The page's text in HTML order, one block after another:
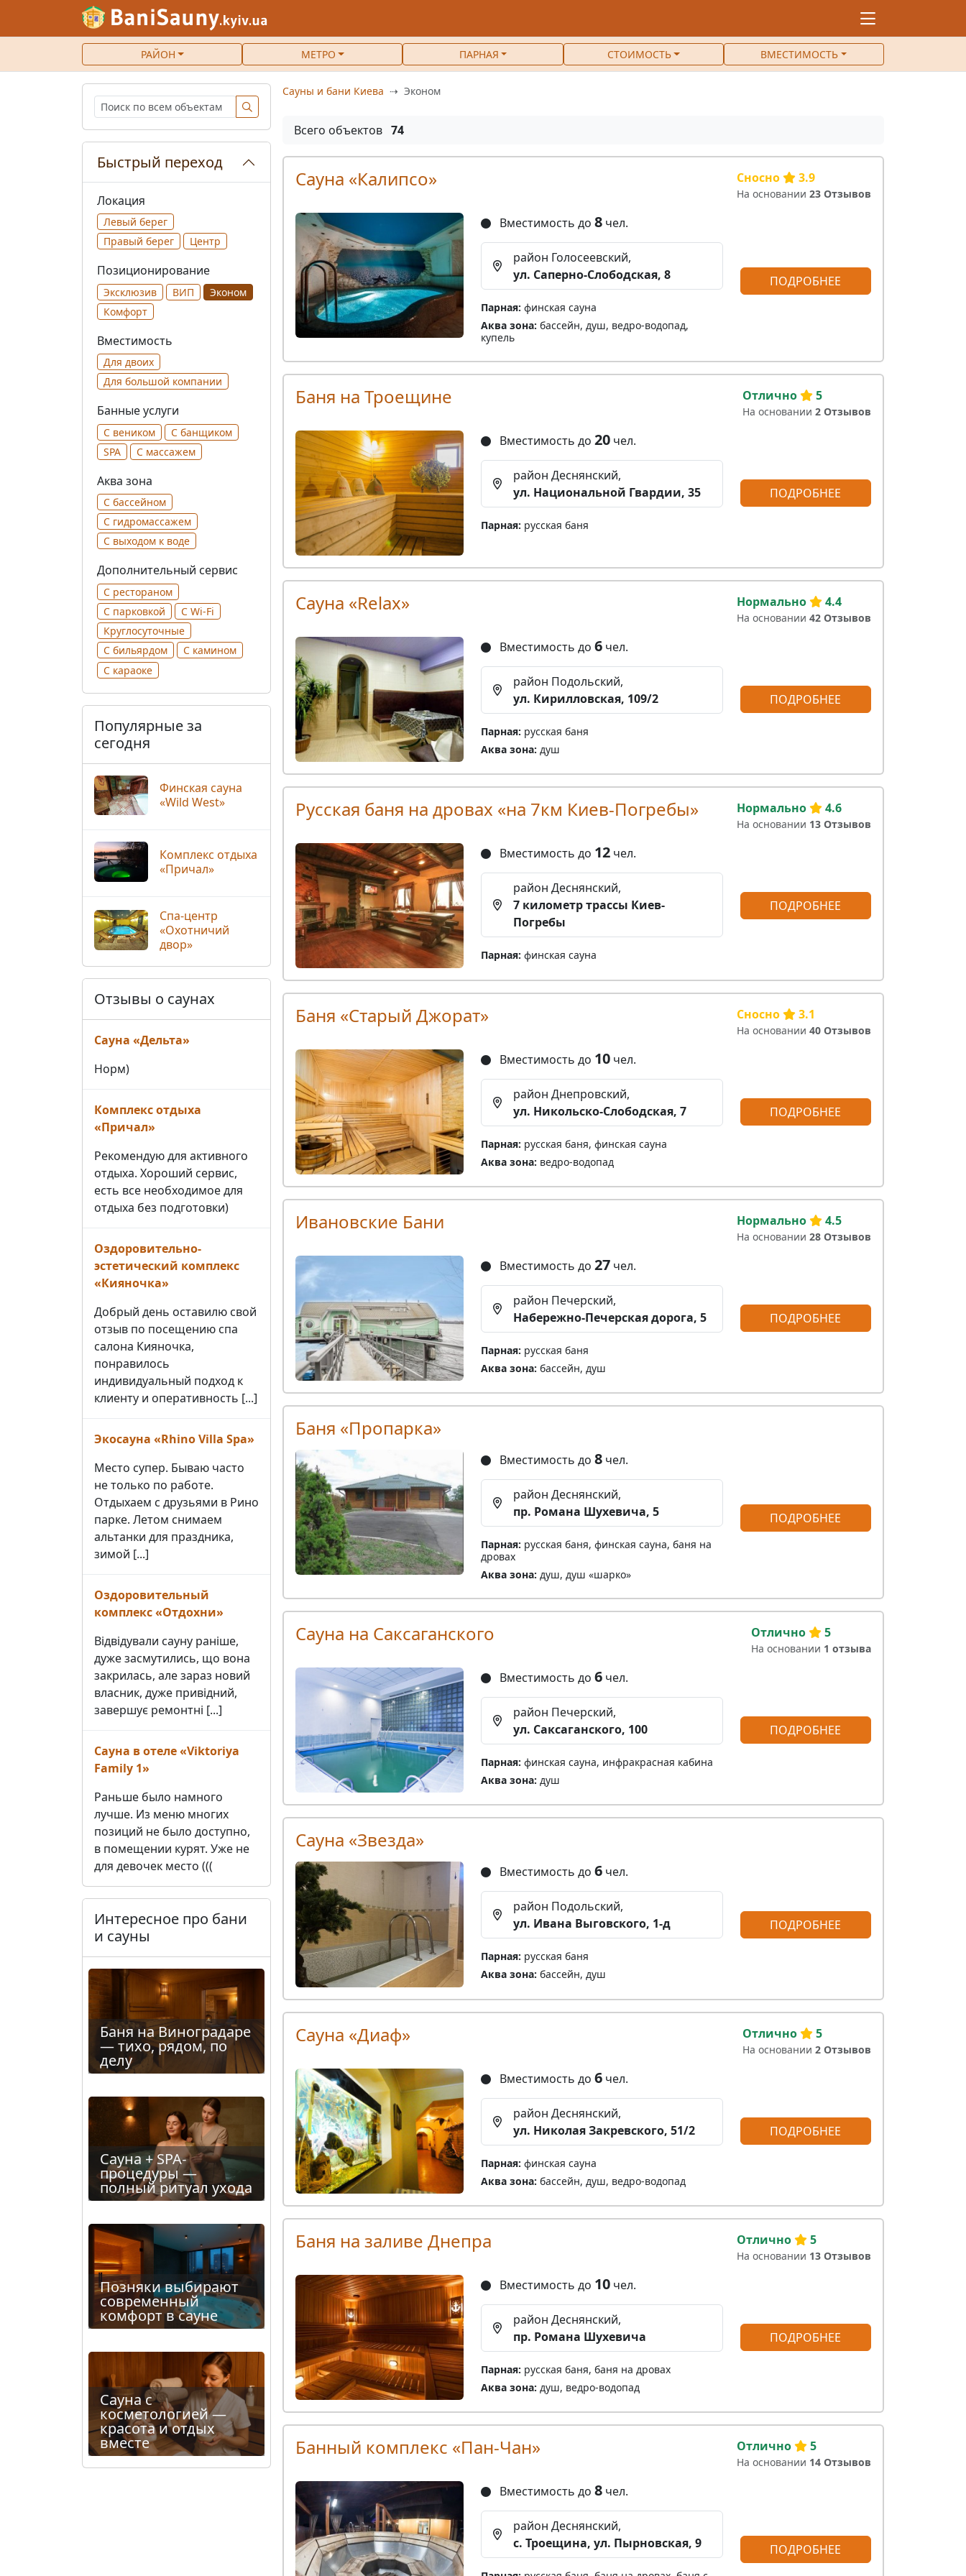
РАЙОН МЕТРО ПАРНАЯ СТОИМОСТЬ ВМЕСТИМОСТЬ
Сауны и бани Киева Эконом
Всего объектов 74
Сауна «Калипсо» Сносно 3.9
На основании 23 Отзывов
Вместимость до 8чел.
район Голосеевский,
ул. Саперно-Слободская, 8
Парная: финская сауна
Аква зона: бассейн, душ, ведро-водопад,
купель
ПОДРОБНЕЕ
Баня на Троещине Отлично 5
На основании 2 Отзывов
Вместимость до 20чел.
район Деснянский,
ул. Национальной Гвардии, 35
Парная: русская баня
ПОДРОБНЕЕ
Сауна «Relax» Нормально 4.4
На основании 42 Отзывов
Вместимость до 6чел.
район Подольский,
ул. Кирилловская, 109/2
Парная: русская баня
Аква зона: душ
ПОДРОБНЕЕ
Русская баня на дровах «на 7км Киев-Погребы» Нормально 4.6
На основании 13 Отзывов
Вместимость до 12чел.
район Деснянский,
7 километр трассы Киев-
Погребы
Парная: финская сауна
ПОДРОБНЕЕ
Баня «Старый Джорат» Сносно 3.1
На основании 40 Отзывов
Вместимость до 10чел.
район Днепровский,
ул. Никольско-Слободская, 7
Парная: русская баня, финская сауна
Аква зона: ведро-водопад
ПОДРОБНЕЕ
Ивановские Бани Нормально 4.5
На основании 28 Отзывов
Вместимость до 27чел.
район Печерский,
Набережно-Печерская дорога, 5
Парная: русская баня
Аква зона: бассейн, душ
ПОДРОБНЕЕ
Баня «Пропарка»
Вместимость до 8чел.
район Деснянский,
пр. Романа Шухевича, 5
Парная: русская баня, финская сауна, баня на
дровах
Аква зона: душ, душ «шарко»
ПОДРОБНЕЕ
Сауна на Саксаганского Отлично 5
На основании 1 отзыва
Вместимость до 6чел.
район Печерский,
ул. Саксаганского, 100
Парная: финская сауна, инфракрасная кабина
Аква зона: душ
ПОДРОБНЕЕ
Сауна «Звезда»
Вместимость до 6чел.
район Подольский,
ул. Ивана Выговского, 1-д
Парная: русская баня
Аква зона: бассейн, душ
ПОДРОБНЕЕ
Сауна «Диаф» Отлично 5
На основании 2 Отзывов
Вместимость до 6чел.
район Деснянский,
ул. Николая Закревского, 51/2
Парная: финская сауна
Аква зона: бассейн, душ, ведро-водопад
ПОДРОБНЕЕ
Баня на заливе Днепра Отлично 5
На основании 13 Отзывов
Вместимость до 10чел.
район Деснянский,
пр. Романа Шухевича
Парная: русская баня, баня на дровах
Аква зона: душ, ведро-водопад
ПОДРОБНЕЕ
Банный комплекс «Пан-Чан» Отлично 5
На основании 14 Отзывов
Вместимость до 8чел.
район Деснянский,
с. Троещина, ул. Пырновская, 9
ПОДРОБНЕЕ
Быстрый переход
Локация
Левый берег
Правый берег
Центр
Позиционирование
Эксклюзив ВИП
Эконом
Комфорт
Вместимость
Для двоих
Для большой компании
Банные услуги
С веником
С банщиком
SPA
С массажем
Аква зона
С бассейном
С гидромассажем
С выходом к воде
Дополнительный сервис
С рестораном
С парковкой
С Wi-Fi
Круглосуточные
С бильярдом
С камином
С караоке
Популярные за
сегодня
Финская сауна
«Wild West»
Комплекс отдыха
«Причал»
Спа-центр
«Охотничий
двор»
Отзывы о саунах
Сауна «Дельта»
Норм)
Комплекс отдыха
«Причал»
Рекомендую для активного
отдыха. Хороший сервис,
есть все необходимое для
отдыха без подготовки)
Оздоровительно-
эстетический комплекс
«Кияночка»
Добрый день оставилю свой
отзыв по посещению спа
салона Кияночка,
понравилось
индивидуальный подход к
клиенту и оперативность [...]
Экосауна «Rhino Villa Spa»
Место супер. Бываю часто
не только по работе.
Отдыхаем с друзьями в Рино
парке. Летом снимаем
альтанки для праздника,
зимой [...]
Оздоровительный
комплекс «Отдохни»
Відвідували сауну раніше,
дуже засмутились, що вона
закрилась, але зараз новий
власник, дуже привідний,
завершує ремонтні [...]
Сауна в отеле «Viktoriya
Family 1»
Раньше было намного
лучше. Из меню многих
позиций не было доступно,
в помещении курят. Уже не
для девочек место (((
Интересное про бани
и сауны
Баня на Виноградаре
— тихо, рядом, по
делу
Сауна + SPA-
процедуры —
полный ритуал ухода
Позняки выбирают
современный
комфорт в сауне
Сауна с
косметологией —
красота и отдых
вместе